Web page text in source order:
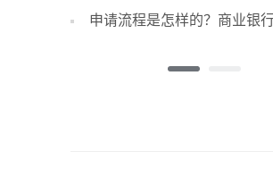
么？
么办理挂账停息？
申请流程是怎样的？商业银
需要什么资料？需要具备哪些条